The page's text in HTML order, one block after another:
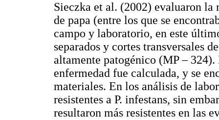
Sieczka et al. (2002) evaluaron la
de papa (entre los que se
campo y laboratorio, en este
separados y cortes transversales
altamente patogénico (MP –
enfermedad fue calculada, y se
materiales. En los análisis de
resistentes a P. infestans, sin
resultaron más resistentes en las